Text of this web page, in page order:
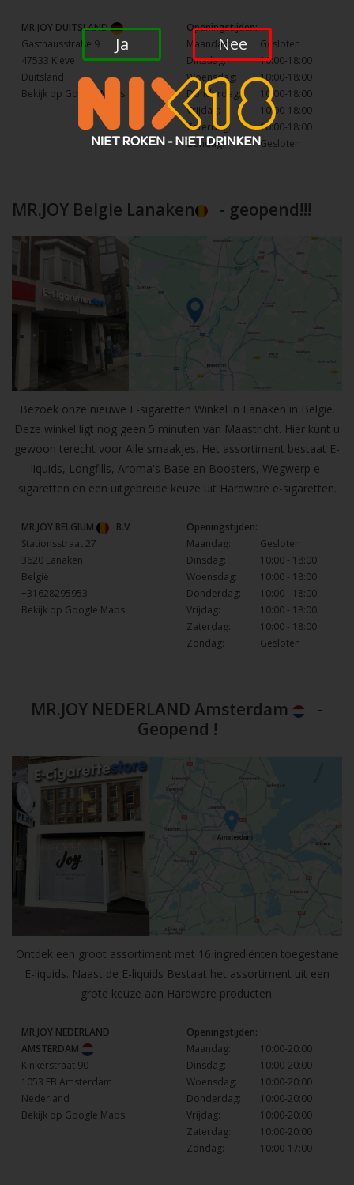
MR.JOY DUITSLAND
Gasthausstraße 9
47533 Kleve
Duitsland
Bekijk op Google Maps
Openingstijden:
Maandag:
Gesloten
Dinsdag:
10:00-18:00
Woensdag:
10:00-18:00
Donderdag:
10:00-18:00
Vrijdag:
10:00-18:00
Zaterdag:
10:00-18:00
Zondag:
Gesloten
MR.JOY Belgie Lanaken - geopend!!!
Bezoek onze nieuwe E-sigaretten Winkel in Lanaken in Belgie.
Deze winkel ligt nog geen 5 minuten van Maastricht. Hier kunt u
gewoon terecht voor Alle smaakjes. Het assortiment bestaat E-
liquids, Longfills, Aroma's Base en Boosters, Wegwerp e-
sigaretten en een uitgebreide keuze uit Hardware e-sigaretten.
MR.JOY BELGIUM
B.V
Stationsstraat 27
3620 Lanaken
België
+31628295953
Bekijk op Google Maps
Openingstijden:
Maandag:
Gesloten
Dinsdag:
10:00 - 18:00
Woensdag:
10:00 - 18:00
Donderdag:
10:00 - 18:00
Vrijdag:
10:00 - 18:00
Zaterdag:
10:00 - 18:00
Zondag:
Gesloten
MR.JOY NEDERLAND Amsterdam
-
Geopend !
Ontdek een groot assortiment met 16 ingrediënten toegestane
E-liquids. Naast de E-liquids Bestaat het assortiment uit een
grote keuze aan Hardware producten.
MR.JOY NEDERLAND
AMSTERDAM
Kinkerstraat 90
1053 EB Amsterdam
Nederland
Bekijk op Google Maps
Openingstijden:
Maandag:
10:00-20:00
Dinsdag:
10:00-20:00
Woensdag:
10:00-20:00
Donderdag:
10:00-20:00
Vrijdag:
10:00-20:00
Zaterdag:
10:00-20:00
Zondag:
10:00-17:00
Ja Nee